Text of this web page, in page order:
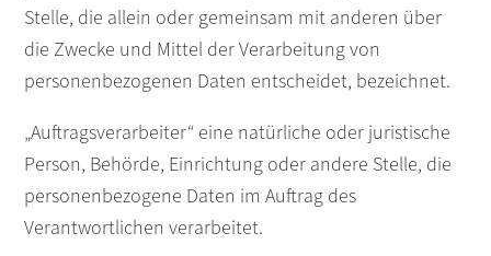
Stelle, die allein oder gemeinsam mit anderen über
die Zwecke und Mittel der Verarbeitung von
personenbezogenen Daten entscheidet, bezeichnet.
„Auftragsverarbeiter“ eine natürliche oder juristische
Person, Behörde, Einrichtung oder andere Stelle, die
personenbezogene Daten im Auftrag des
Verantwortlichen verarbeitet.